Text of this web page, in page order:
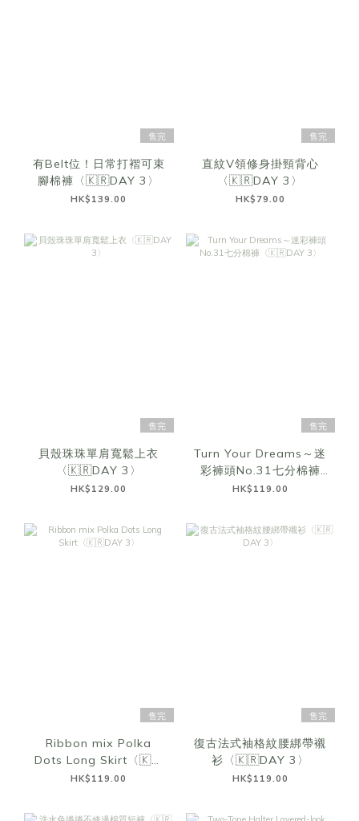
售完
有Belt位！日常打褶可束
腳棉褲〈🇰🇷DAY 3〉
HK$139.00
售完
直紋V領修身掛頸背心
〈🇰🇷DAY 3〉
HK$79.00
售完
貝殼珠珠單肩寬鬆上衣
〈🇰🇷DAY 3〉
HK$129.00
售完
Turn Your Dreams～迷
彩褲頭No.31七分棉褲
〈🇰🇷DAY 3〉
HK$119.00
售完
Ribbon mix Polka
Dots Long Skirt〈🇰🇷
DAY 3〉
HK$119.00
售完
復古法式袖格紋腰綁帶襯
衫〈🇰🇷DAY 3〉
HK$119.00